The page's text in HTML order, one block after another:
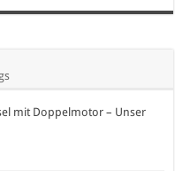
mit Doppelmotor – Unser